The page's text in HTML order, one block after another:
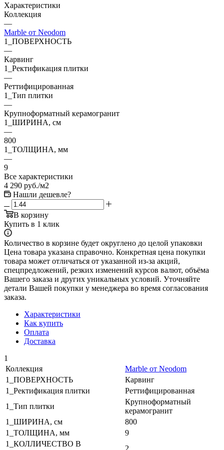
Характеристики
Коллекция
—
Marble от Neodom
1_ПОВЕРХНОСТЬ
—
Карвинг
1_Ректификация плитки
—
Реттифицированная
1_Тип плитки
—
Крупноформатный керамогранит
1_ШИРИНА, cм
—
800
1_ТОЛЩИНА, мм
—
9
Все характеристики
4 290 руб./м2
Нашли дешевле?
В корзину
Купить в 1 клик
Количество в корзине будет округлено до целой упаковки
Цена товара указана справочно. Конкретная цена покупки
товара может отличаться от указанной из-за акций,
спецпредложений, резких изменений курсов валют, объёма
Вашего заказа и других уникальных условий. Уточняйте
детали Вашей покупки у менеджера во время согласования
заказа.
Характеристики
Как купить
Оплата
Доставка
1
Коллекция
Marble от Neodom
1_ПОВЕРХНОСТЬ
Карвинг
1_Ректификация плитки
Реттифицированная
1_Тип плитки
Крупноформатный
керамогранит
1_ШИРИНА, cм
800
1_ТОЛЩИНА, мм
9
1_КОЛЛИЧЕСТВО В
2